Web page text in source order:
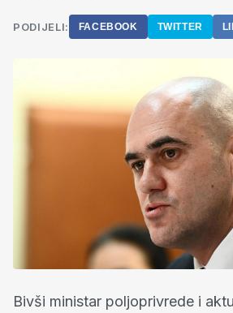
PODIJELI: FACEBOOK TWITTER
Bivši ministar poljoprivrede i